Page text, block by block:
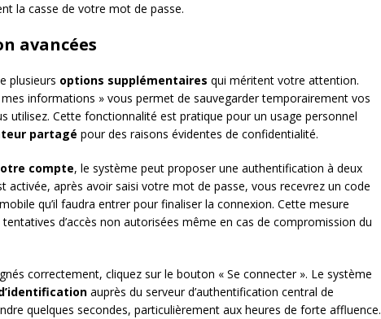
la casse de votre mot de passe.
avancées
plusieurs options supplémentaires qui méritent votre attention.
informations » vous permet de sauvegarder temporairement vos
utilisez. Cette fonctionnalité est pratique pour un usage personnel
partagé pour des raisons évidentes de confidentialité.
compte, le système peut proposer une authentification à deux
activée, après avoir saisi votre mot de passe, vous recevrez un code
qu’il faudra entrer pour finaliser la connexion. Cette mesure
d’accès non autorisées même en cas de compromission du
correctement, cliquez sur le bouton « Se connecter ». Le système
auprès du serveur d’authentification central de
quelques secondes, particulièrement aux heures de forte affluence.